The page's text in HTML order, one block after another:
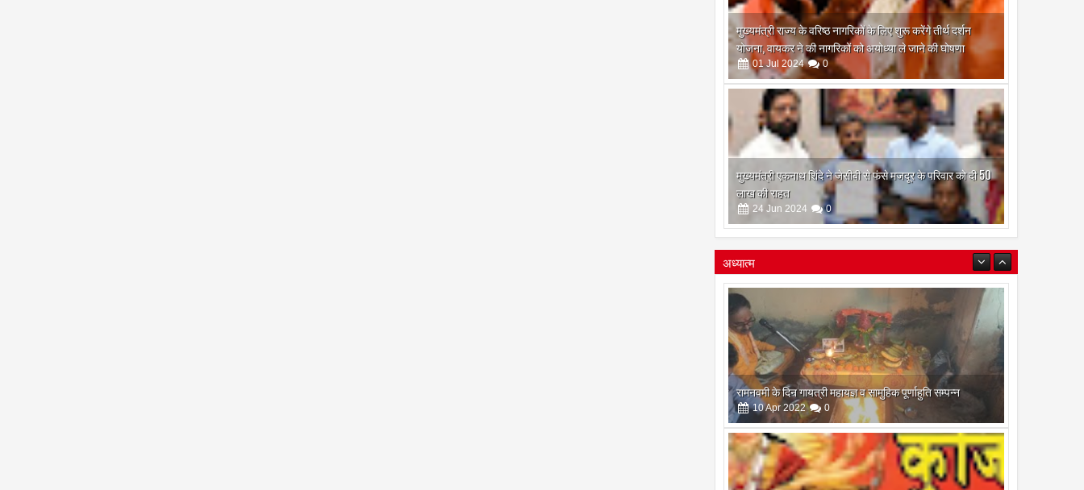
मुख्यमंत्री राज्य के वरिष्ठ नागरिकों के लिए शुरू करेंगे तीर्थ दर्शन
योजना, वायकर ने की नागरिकों को अयोध्या ले जाने की घोषणा
01 Jul 2024 0
मुख्यमंत्री एकनाथ शिंदे ने जेसीबी से फंसे मजदूर के परिवार को दी 50
लाख की राहत
24 Jun 2024 0
अध्यात्म
रामनवमी के दिन गायत्री महायज्ञ व सामुहिक पूर्णाहुति सम्पन्न
10Apr 2022 0